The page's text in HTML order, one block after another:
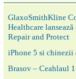
GlaxoSmithKline
Healthcare lansează
Repair and Protect
iPhone 5 si
Brasov – Ceahlaul